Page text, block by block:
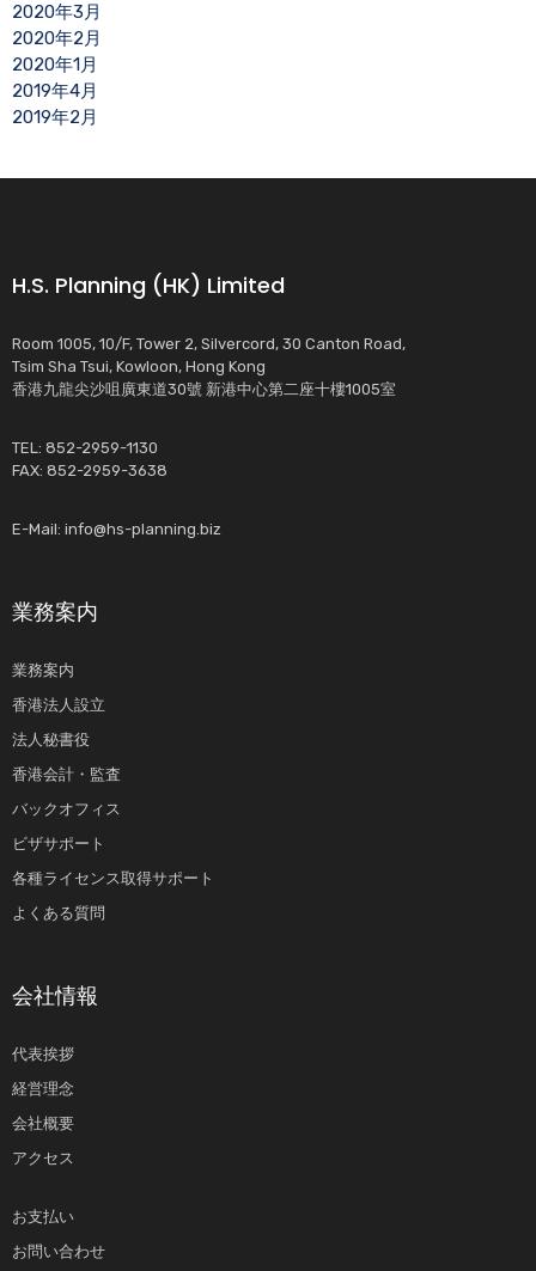
2020年3月
2020年2月
2020年1月
2019年4月
2019年2月
H.S. Planning (HK) Limited
Room 1005, 10/F, Tower 2, Silvercord, 30 Canton Road,
Tsim Sha Tsui, Kowloon, Hong Kong
香港九龍尖沙咀廣東道30號 新港中心第二座十樓1005室
TEL: 852-2959-1130
FAX: 852-2959-3638
E-Mail: info@hs-planning.biz
業務案内
業務案内
香港法人設立
法人秘書役
香港会計・監査
バックオフィス
ビザサポート
各種ライセンス取得サポート
よくある質問
会社情報
代表挨拶
経営理念
会社概要
アクセス
お支払い
お問い合わせ